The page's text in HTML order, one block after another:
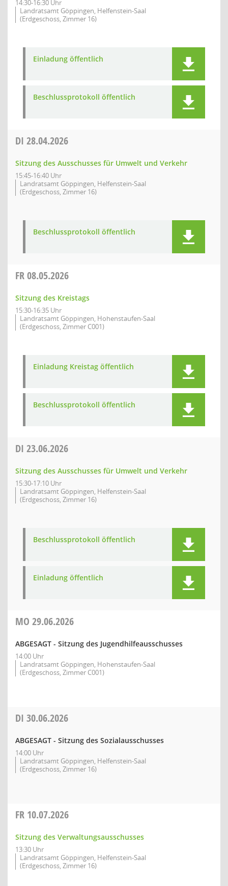
14:30-16:30 Uhr
Landratsamt Göppingen, Helfenstein-Saal
(Erdgeschoss, Zimmer 16)
Einladung öffentlich
Beschlussprotokoll öffentlich
DI 28.04.2026
Sitzung des Ausschusses für Umwelt und Verkehr
15:45-16:40 Uhr
Landratsamt Göppingen, Helfenstein-Saal
(Erdgeschoss, Zimmer 16)
Beschlussprotokoll öffentlich
FR08.05.2026
Sitzung des Kreistags
15:30-16:35 Uhr
Landratsamt Göppingen, Hohenstaufen-Saal
(Erdgeschoss, Zimmer C001)
Einladung Kreistag öffentlich
Beschlussprotokoll öffentlich
DI 23.06.2026
Sitzung des Ausschusses für Umwelt und Verkehr
15:30-17:10 Uhr
Landratsamt Göppingen, Helfenstein-Saal
(Erdgeschoss, Zimmer 16)
Beschlussprotokoll öffentlich
Einladung öffentlich
MO 29.06.2026
ABGESAGT - Sitzung des Jugendhilfeausschusses
14:00 Uhr
Landratsamt Göppingen, Hohenstaufen-Saal
(Erdgeschoss, Zimmer C001)
DI 30.06.2026
ABGESAGT - Sitzung des Sozialausschusses
14:00 Uhr
Landratsamt Göppingen, Helfenstein-Saal
(Erdgeschoss, Zimmer 16)
FR 10.07.2026
Sitzung des Verwaltungsausschusses
13:30 Uhr
Landratsamt Göppingen, Helfenstein-Saal
(Erdgeschoss, Zimmer 16)